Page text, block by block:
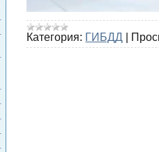
Категория: ГИБДД